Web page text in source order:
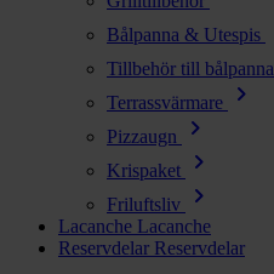
Bålpanna & Utespis
Tillbehör till bålpanna
Terrassvärmare chevron_right
Pizzaugn chevron_right
Krispaket chevron_right
Friluftsliv chevron_right
Lacanche Lacanche
Reservdelar Reservdelar